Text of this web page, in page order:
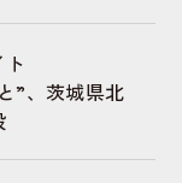
”、茨城県北